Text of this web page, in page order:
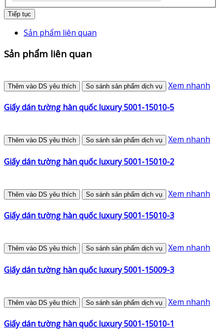
Tiếp tục
Sản phẩm liên quan
Sản phẩm liên quan
Thêm vào DS yêu thích So sánh sản phẩm dịch vụ Xem nhanh
Giấy dán tường hàn quốc luxury 5001-15010-5
Thêm vào DS yêu thích So sánh sản phẩm dịch vụ Xem nhanh
Giấy dán tường hàn quốc luxury 5001-15010-2
Thêm vào DS yêu thích So sánh sản phẩm dịch vụ Xem nhanh
Giấy dán tường hàn quốc luxury 5001-15010-3
Thêm vào DS yêu thích So sánh sản phẩm dịch vụ Xem nhanh
Giấy dán tường hàn quốc luxury 5001-15009-3
Thêm vào DS yêu thích So sánh sản phẩm dịch vụ Xem nhanh
Giấy dán tường hàn quốc luxury 5001-15010-1